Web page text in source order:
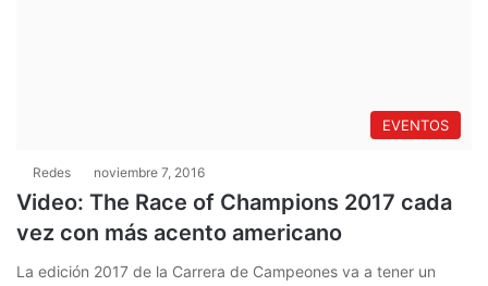
EVENTOS
Redes noviembre 7, 2016
Video: The Race of Champions 2017 cada
vez con más acento americano
La edición 2017 de la Carrera de Campeones va a tener un